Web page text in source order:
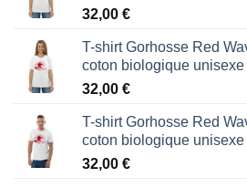
32,00 €
T-shirt Gorhosse Red
coton biologique unisexe
32,00 €
T-shirt Gorhosse Red
coton biologique unisexe
32,00 €